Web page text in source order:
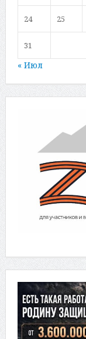
24 25
31
« Июл